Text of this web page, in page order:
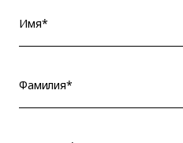
Имя*
Фамилия*